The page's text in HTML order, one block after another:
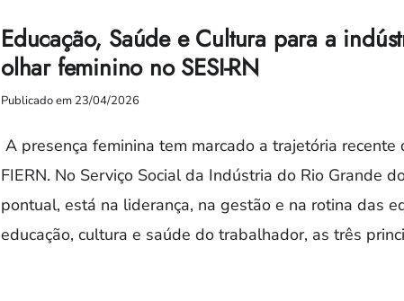
Educação, Saúde e Cultura para a
olhar feminino no SESI-RN
Publicado em 23/04/2026
A presença feminina tem marcado a trajetória
FIERN. No Serviço Social da Indústria do Rio Grande
pontual, está na liderança, na gestão e na rotina das
educação, cultura e saúde do trabalhador, as três